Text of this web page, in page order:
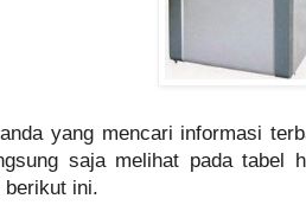
yang mencari informasi
saja melihat pada tabel
ini.